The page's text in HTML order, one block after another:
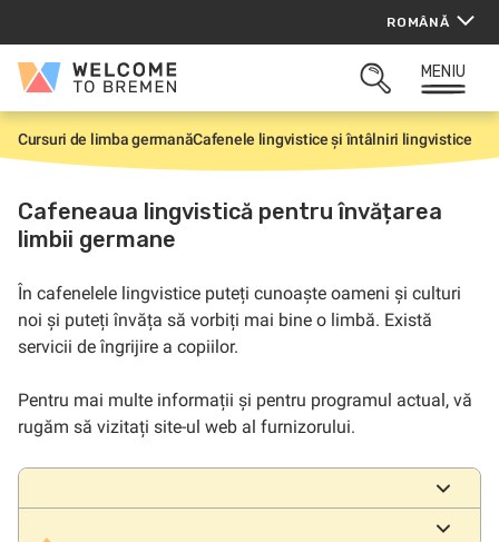
conținut
ROMÂNĂ
Welcome
Bremen
CĂUTARE
MENIU
P
r
m
a
p
i
ă
Cursuri de limba germanăCafenele lingvistice și întâlniri lingvistice
Cafeneaua lingvistică pentru învățarea
limbii germane
În cafenelele lingvistice puteți cunoaște oameni și culturi
noi și puteți învăța să vorbiți mai bine o limbă. Există
servicii de îngrijire a copiilor.
Pentru mai multe informații și pentru programul actual, vă
rugăm să vizitați site-ul web al furnizorului.
Locații